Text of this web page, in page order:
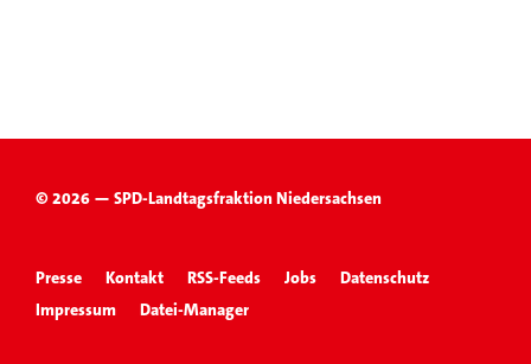
© 2026 — SPD-Landtagsfraktion Niedersachsen
Presse Kontakt RSS-Feeds Jobs
Datenschutz
Impressum
Datei-Manager